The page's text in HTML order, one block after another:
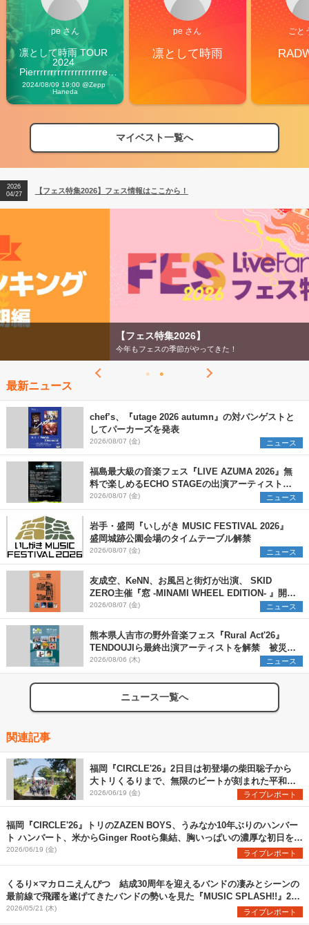
pe さん
凛として時雨 TOUR
2024
Pierrrrrrrrrrrrrrrrrrrre
Vibes
2024/08/09 19:00 @Zepp
Haneda
pe さん
凛として時雨
ごと
マイベスト一覧へ
【フェス特集2026】フェス情報はここから！
【ライブ動員ランキング】2026年上半期編発表！
2026
04/27
【フェス特集2026】フェス情報はここから！
2026
今年もフェスの季節がやってきた！
最新ニュース
chef’s、『utage 2026 autumn』の対バンゲストと
してパーカーズを発表
2026/08/07 (金) ニュース
福島最大級の音楽フェス『LIVE AZUMA 2026』無
料で楽しめるECHO STAGEの出演アーティストを
発表
2026/08/07 (金) ニュース
岩手・盛岡『いしがき MUSIC FESTIVAL 2026』
盛岡城跡公園会場のタイムテーブル解禁
2026/08/07 (金) ニュース
友成空、KeNN、お風呂と街灯が出演、 SKID
ZERO主催『窓 -MINAMI WHEEL EDITION- 』開催
決定
2026/08/07 (金) ニュース
熊本県人吉市の野外音楽フェス『Rural Act'26』
TENDOUJIら最終出演アーティストを解禁 被災地
支援プロジェクトの始動も発表
2026/08/06 (木) ニュース
ニュース一覧へ
関連記事
福岡『CIRCLE'26』2日目は初登場の柴田聡子から
大トリくるりまで、無限のビートが刻まれた平和な
世界に
2026/06/19 (金) ライブレポート
福岡『CIRCLE'26』トリのZAZEN BOYS、うみなか10年ぶりのハンバー
ト ハンバート、米からGinger Rootら集結、胸いっぱいの濃厚な初日を振
り返る
2026/06/19 (金) ライブレポート
くるり×マカロニえんぴつ 結成30周年を迎えるバンドの凄みとシーンの
最前線で飛躍を遂げてきたバンドの勢いを見た『MUSIC SPLASH!!』2日
目レポート
2026/05/21 (木) ライブレポート